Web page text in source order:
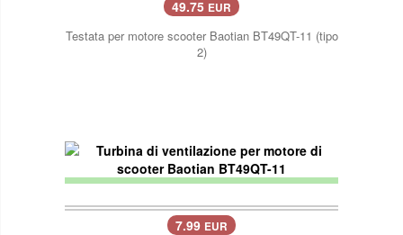
49.75 EUR
Testata per motore scooter Baotian BT49QT-11 (tipo
2)
7.99 EUR